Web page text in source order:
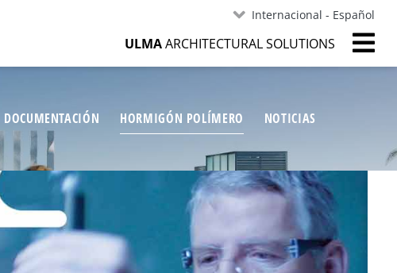
Internacional - Español
ULMAARCHITECTURAL SOLUTIONS
DOCUMENTACIÓN HORMIGÓN POLÍMERO
NOTICIAS